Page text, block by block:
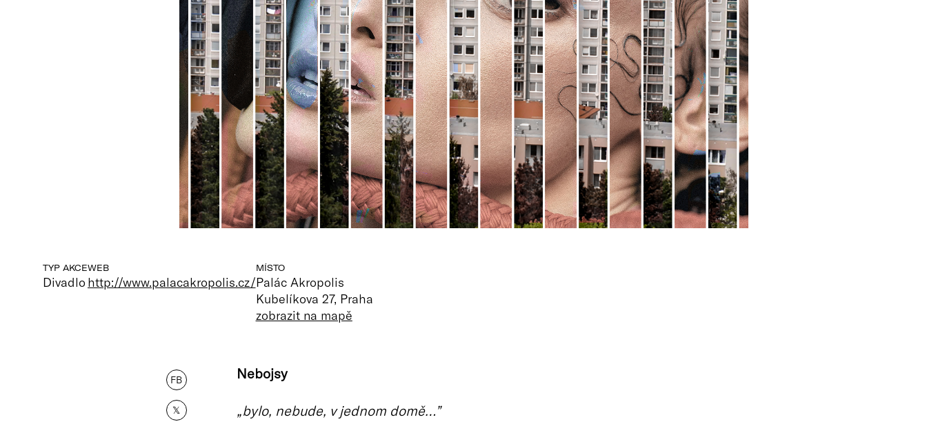
TYP AKCE
Divadlo
WEB
http://www.palacakropolis.cz/
MÍSTO
Palác Akropolis
Kubelíkova 27, Praha
zobrazit na mapě
FB
𝕏
Nebojsy
„bylo, nebude, v jednom domě…”